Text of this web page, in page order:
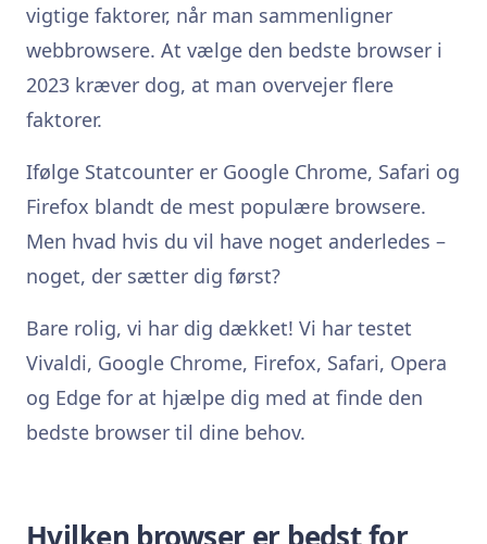
vigtige faktorer, når man sammenligner
webbrowsere. At vælge den bedste browser i
2023 kræver dog, at man overvejer flere
faktorer.
Ifølge Statcounter er Google Chrome, Safari og
Firefox blandt de mest populære browsere.
Men hvad hvis du vil have noget anderledes –
noget, der sætter dig først?
Bare rolig, vi har dig dækket! Vi har testet
Vivaldi, Google Chrome, Firefox, Safari, Opera
og Edge for at hjælpe dig med at finde den
bedste browser til dine behov.
Hvilken browser er bedst for